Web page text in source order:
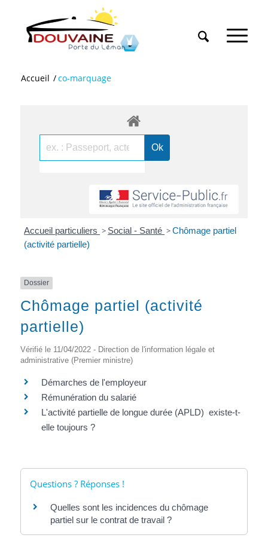
Accueil /co-marquage
Accueil particuliers > Social - Santé >Chômage partiel
(activité partielle)
Dossier
Chômage partiel (activité
partielle)
Vérifié le 11/04/2022 - Direction de l'information légale et
administrative (Premier ministre)
Démarches de l'employeur
Rémunération du salarié
L'activité partielle de longue durée (APLD) existe-t-
elle toujours ?
Questions ? Réponses !
Quelles sont les incidences du chômage
partiel sur le contrat de travail ?